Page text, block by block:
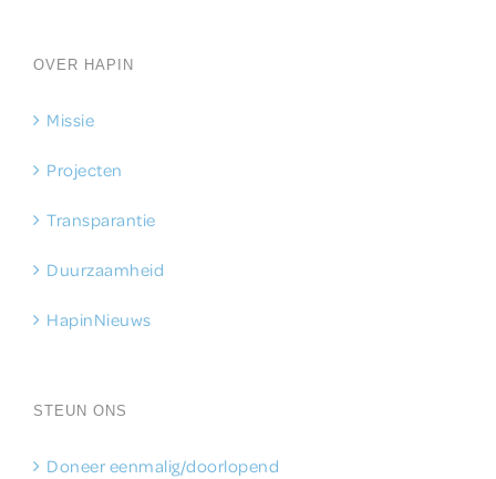
OVER HAPIN
Missie
Projecten
Transparantie
Duurzaamheid
HapinNieuws
STEUN ONS
Doneer eenmalig/doorlopend